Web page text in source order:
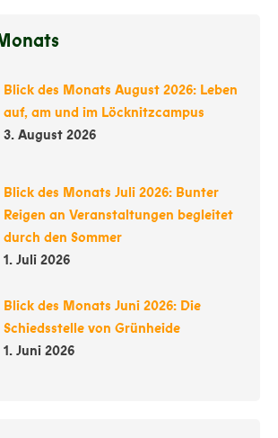
Blick des Monats August 2026: Leben
auf, am und im Löcknitzcampus
3. August 2026
Blick des Monats Juli 2026: Bunter
Reigen an Veranstaltungen begleitet
durch den Sommer
1. Juli 2026
Blick des Monats Juni 2026: Die
Schiedsstelle von Grünheide
1. Juni 2026